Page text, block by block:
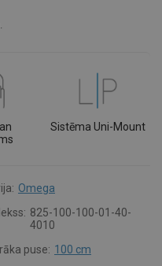
Sistēma Uni-Mount
Omega
825-100-100-01-40-
4010
puse: 100 cm